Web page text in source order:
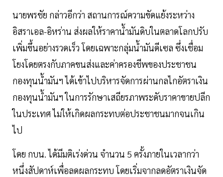
นายพรชัย กล่าวอีกว่า สถานการณ์ความขัดแย้งระหว่าง
อิสราเอล-อิหร่าน ส่งผลให้ราคาน้ำมันดิบในตลาดโลกปรับ
เพิ่มขึ้นอย่างรวดเร็ว โดยเฉพาะกลุ่มน้ำมันดีเซล ซึ่งเชื่อม
โยงโดยตรงกับภาคขนส่งและค่าครองชีพของประชาชน
กองทุนน้ำมันฯ ได้เข้าไปบริหารจัดการผ่านกลไกอัตราเงิน
กองทุนน้ำมันฯ ในการรักษาเสถียรภาพระดับราคาขายปลีก
ในประเทศ ไม่ให้เกิดผลกระทบต่อประชาชนมากจนเกิน
ไป
โดย กบน. ได้มีมติเร่งด่วน จำนวน 5 ครั้งภายในเวลากว่า
หนึ่งสัปดาห์เพื่อลดผลกระทบ โดยเริ่มจากลดอัตราเงินจัด